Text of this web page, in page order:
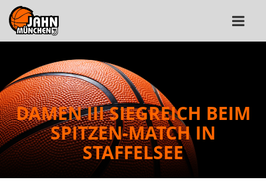
DAMEN III SIEGREICH BEIM
SPITZEN-MATCH IN
STAFFELSEE